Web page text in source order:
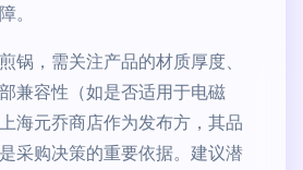
。
锅，需关注产品的材质厚度、
兼容性（如是否适用于电磁
海元乔商店作为发布方，其品
采购决策的重要依据。建议潜